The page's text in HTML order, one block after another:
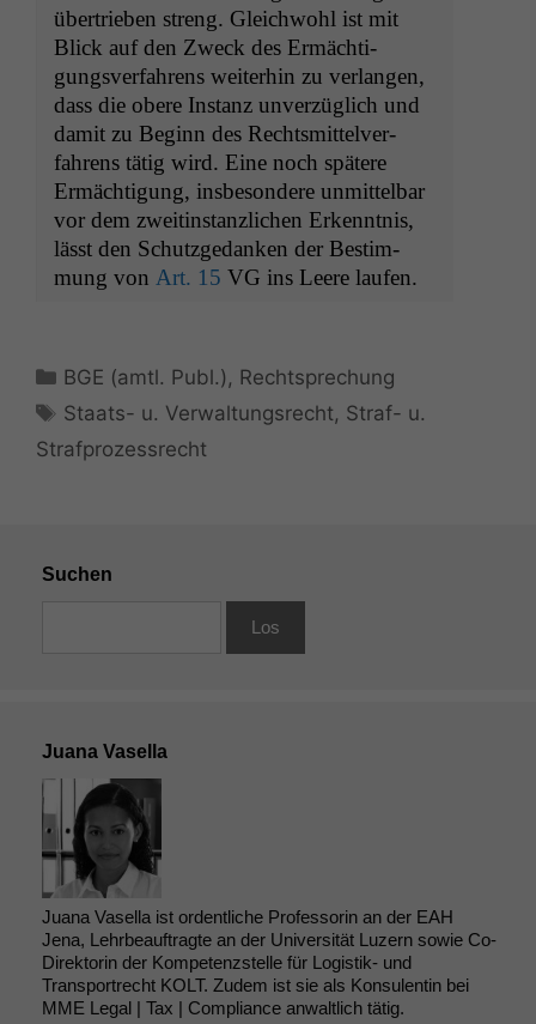
über­trieben streng. Gle­ich­wohl ist mit
Blick auf den Zweck des Ermäch­ti­
gungsver­fahrens weit­er­hin zu ver­lan­gen,
dass die obere Instanz unverzüglich und
damit zu Beginn des Rechtsmit­telver­
fahrens tätig wird. Eine noch spätere
Ermäch­ti­gung, ins­beson­dere unmit­tel­bar
vor dem zweitin­stan­zlichen Erken­nt­nis,
lässt den Schutzgedanken der Bes­tim­
mung von Art. 15 VG ins Leere laufen.
Kategorien
BGE (amtl. Publ.) , Rechtsprechung
Schlagwörter
Staats- u. Verwaltungsrecht, Straf- u.
Strafprozessrecht
Suchen
Juana Vasella
Juana Vasella ist ordentliche Professorin an der EAH
Jena, Lehrbeauftragte an der Universität Luzern sowie Co-
Direktorin der Kompetenzstelle für Logistik- und
Transportrecht KOLT. Zudem ist sie als Konsulentin bei
MME Legal | Tax | Compliance anwaltlich tätig.
Cookies
Diese
Cookies sind
nicht
optional, es